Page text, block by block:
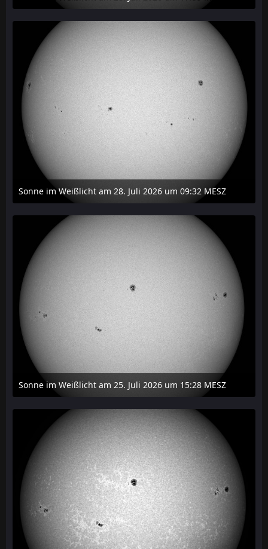
31. Juli 2026 um 20:03
Sonne im Weißlicht am 28. Juli 2026 um 09:32 MESZ
31. Juli 2026 um 20:03
Sonne im Weißlicht am 25. Juli 2026 um 15:28 MESZ
27. Juli 2026 um 21:15